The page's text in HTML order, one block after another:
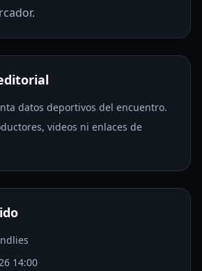
datos deportivos del encuentro.
videos ni enlaces de
14:00